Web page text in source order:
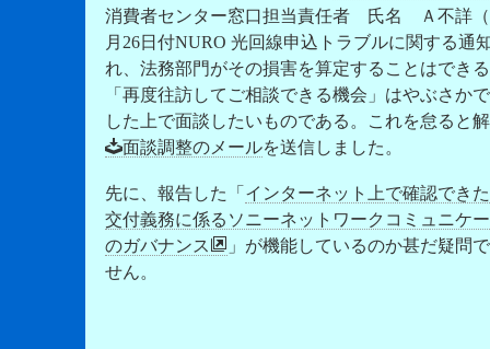
消費者センター窓口担当責任者 氏名 Ａ不詳（
月26日付NURO 光回線申込トラブルに関する
れ、法務部門がその損害を算定することはでき
「再度往訪してご相談できる機会」はやぶさか
した上で面談したいものである。これを怠ると
面談調整のメールを送信しました。
先に、報告した「 インターネット上で確認でき
交付義務に係るソニーネットワークコミュニケ
のガバナンス
」が機能しているのか甚だ疑問
せん。